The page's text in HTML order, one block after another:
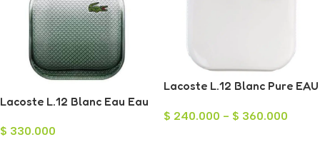
Lacoste L.12 Blanc Eau Eau
Hombre 100ml
$ 330.000
Lacoste L.12 Blanc Pure EAU
$ 240.000 - $ 360.000